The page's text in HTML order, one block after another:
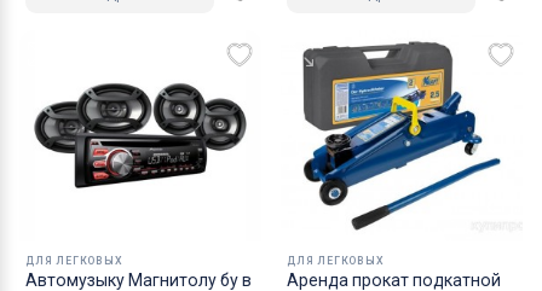
ДЛЯ ЛЕГКОВЫХ
Автомузыку Магнитолу бу в
ДЛЯ ЛЕГКОВЫХ
Аренда прокат подкатной